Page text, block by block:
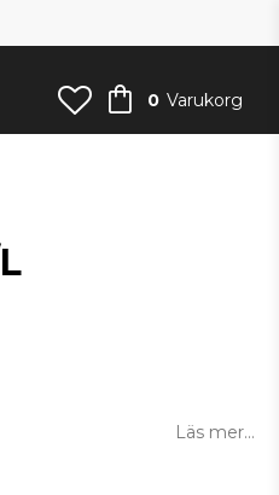
0 Varukorg
Läs mer...